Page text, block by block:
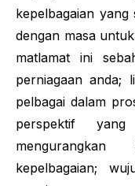
kepelbagaian
dengan masa
matlamat ini
perniagaan anda;
pelbagai dalam
perspektif
mengurangkan
kepelbagaian;